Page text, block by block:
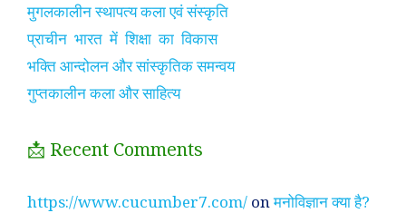
मुगलकालीन स्थापत्य कला एवं संस्कृति
प्राचीन भारत में शिक्षा का विकास
भक्ति आन्दोलन और सांस्कृतिक समन्वय
गुप्तकालीन कला और साहित्य
📩 Recent Comments
https://www.cucumber7.com/ onमनोविज्ञान क्या है?